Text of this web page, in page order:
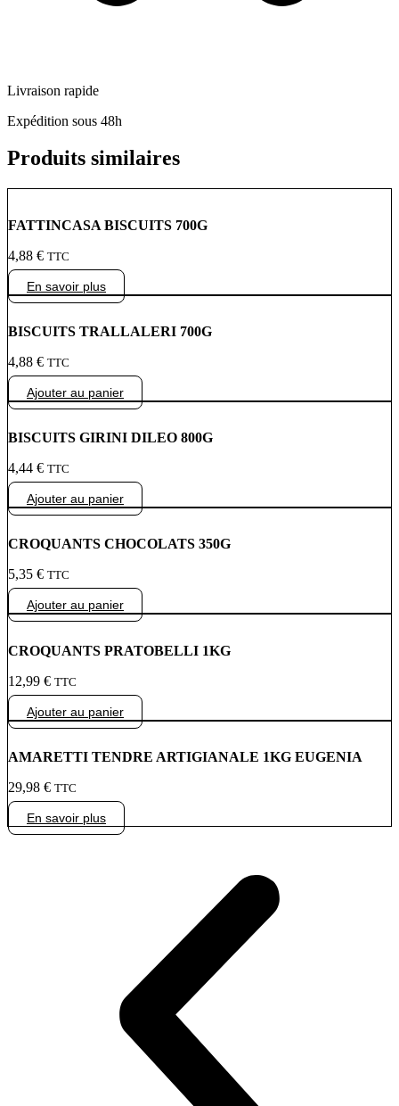
Livraison rapide
Expédition sous 48h
Produits similaires
FATTINCASA BISCUITS 700G
4,88 € TTC
En savoir plus
BISCUITS TRALLALERI 700G
4,88 € TTC
Ajouter au panier
BISCUITS GIRINI DILEO 800G
4,44 € TTC
Ajouter au panier
CROQUANTS CHOCOLATS 350G
5,35 € TTC
Ajouter au panier
CROQUANTS PRATOBELLI 1KG
12,99 € TTC
Ajouter au panier
AMARETTI TENDRE ARTIGIANALE 1KG EUGENIA
29,98 € TTC
En savoir plus